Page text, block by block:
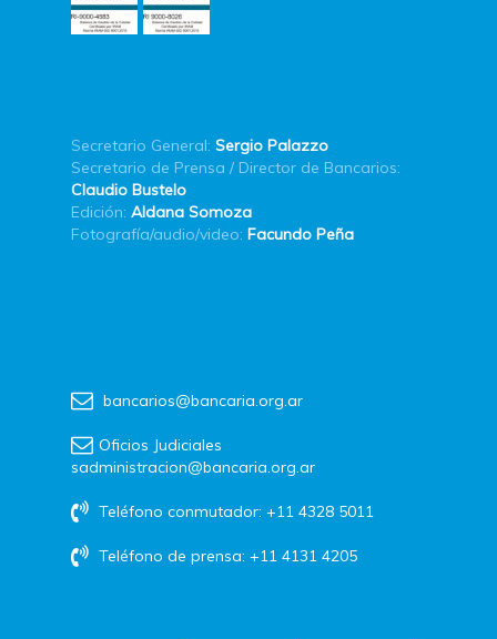
Secretario General: Sergio Palazzo
Secretario de Prensa / Director de Bancarios:
Claudio Bustelo
Edición: Aldana Somoza
Fotografía/audio/video: Facundo Peña
bancarios@bancaria.org.ar
Oficios Judiciales
sadministracion@bancaria.org.ar
Teléfono conmutador: +11 4328 5011
Teléfono de prensa: +11 4131 4205